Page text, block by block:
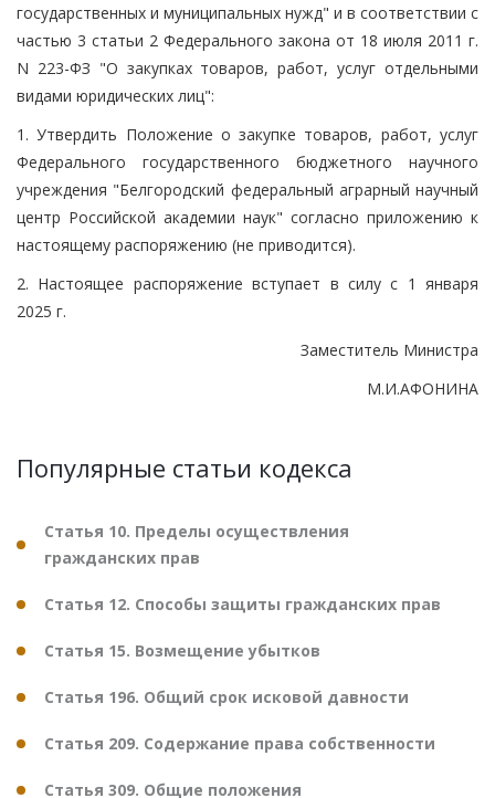
государственных и муниципальных нужд" и в соответствии с
частью 3 статьи 2 Федерального закона от 18 июля 2011 г.
N 223-ФЗ "О закупках товаров, работ, услуг отдельными
видами юридических лиц":
1. Утвердить Положение о закупке товаров, работ, услуг
Федерального государственного бюджетного научного
учреждения "Белгородский федеральный аграрный научный
центр Российской академии наук" согласно приложению к
настоящему распоряжению (не приводится).
2. Настоящее распоряжение вступает в силу с 1 января
2025 г.
Заместитель Министра
М.И.АФОНИНА
Популярные статьи кодекса
Статья 10. Пределы осуществления
гражданских прав
Статья 12. Способы защиты гражданских прав
Статья 15. Возмещение убытков
Статья 196. Общий срок исковой давности
Статья 209. Содержание права собственности
Статья 309. Общие положения